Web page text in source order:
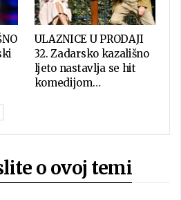
ULAZNICE U PRODAJI
32. Zadarsko kazališno
ljeto nastavlja se hit
komedijom…
o ovoj temi